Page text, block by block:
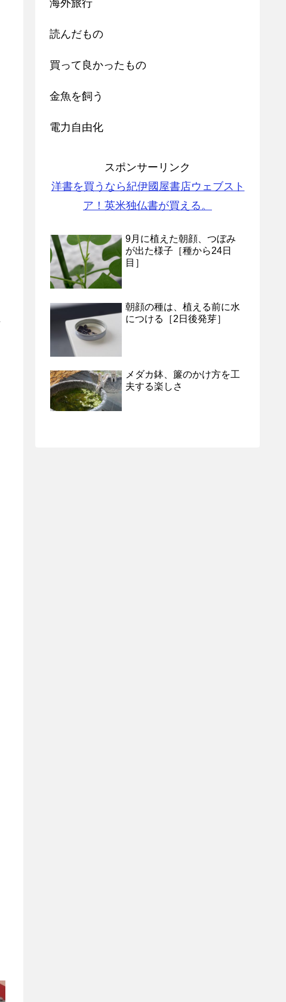
海外旅行
読んだもの
買って良かったもの
金魚を飼う
電力自由化
スポンサーリンク
洋書を買うなら紀伊國屋書店ウェブスト
ア！英米独仏書が買える。
9月に植えた朝顔、つぼみ
が出た様子［種から24日
目］
朝顔の種は、植える前に水
につける［2日後発芽］
メダカ鉢、簾のかけ方を工
夫する楽しさ